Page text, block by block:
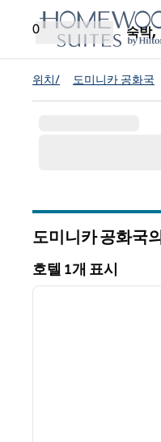
콘텐츠로 이동
0
숙박,
새 탭 열
위치/ 도미니카 공화국
도미니카 공화국
호텔 1개 표시
호텔 1개 표시
1/12